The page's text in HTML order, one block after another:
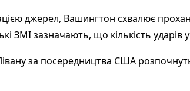
джерел, Вашингтон схвалює
ЗМІ зазначають, що кількість ударів
за посередництва США